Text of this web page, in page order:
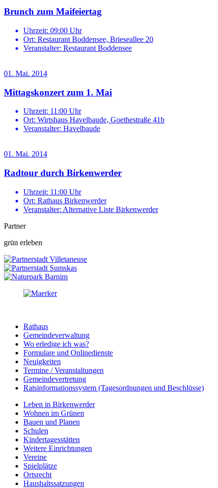
Brunch zum Maifeiertag
Uhrzeit: 09:00 Uhr
Ort: Restaurant Boddensee, Brieseallee 20
Veranstalter: Restaurant Boddensee
01. Mai. 2014
Mittagskonzert zum 1. Mai
Uhrzeit: 11:00 Uhr
Ort: Wirtshaus Havelbaude, Goethestraße 41b
Veranstalter: Havelbaude
01. Mai. 2014
Radtour durch Birkenwerder
Uhrzeit: 11:00 Uhr
Ort: Rathaus Birkenwerder
Veranstalter: Alternative Liste Birkenwerder
Partner
grün erleben
Rathaus
Gemeindeverwaltung
Wo erledige ich was?
Formulare und Onlinedienste
Neuigkeiten
Termine / Veranstaltungen
Gemeindevertretung
Ratsinformationssystem (Tagesordnungen und Beschlüsse)
Leben in Birkenwerder
Wohnen im Grünen
Bauen und Planen
Schulen
Kindertagesstätten
Weitere Einrichtungen
Vereine
Spielplätze
Ortsrecht
Haushaltssatzungen